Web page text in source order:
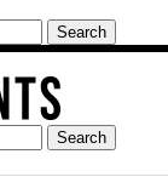
Search
Search